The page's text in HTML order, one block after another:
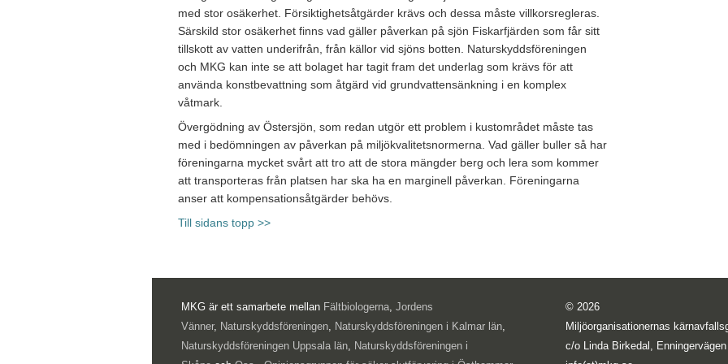
med stor osäkerhet. Försiktighetsåtgärder krävs och dessa måste villkorsregleras.
Särskild stor osäkerhet finns vad gäller påverkan på sjön Fiskarfjärden som får sitt
tillskott av vatten underifrån, från källor vid sjöns botten. Naturskyddsföreningen
och MKG kan inte se att bolaget har tagit fram det underlag som krävs för att
använda konstbevattning som åtgärd vid grundvattensänkning i en komplex
våtmark.
Övergödning av Östersjön, som redan utgör ett problem i kustområdet måste tas
med i bedömningen av påverkan på miljökvalitetsnormerna. Vad gäller buller så har
föreningarna mycket svårt att tro att de stora mängder berg och lera som kommer
att transporteras från platsen har ska ha en marginell påverkan. Föreningarna
anser att kompensationsåtgärder behövs.
Till sidans topp >>
MKG är ett samarbete mellan Fältbiologerna Jordens
Vänner, Naturskyddsföreningen Naturskyddsföreningen i Kalmar län
Naturskyddsföreningen Uppsala län
Naturskyddsföreningen i
© 2026
Miljöorganisationernas
c/o Linda Birkedal,